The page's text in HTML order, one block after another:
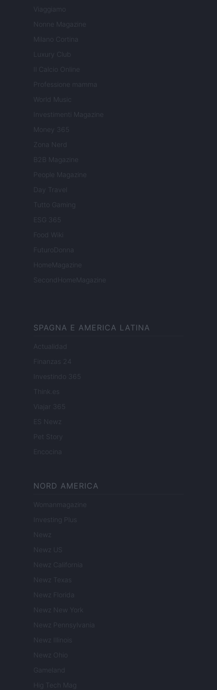
Viaggiamo
Nonne Magazine
Milano Cortina
Luxury Club
Il Calcio Online
Professione mamma
World Music
Investimenti Magazine
Money 365
Zona Nerd
B2B Magazine
People Magazine
Day Travel
Tutto Gaming
ESG 365
Food Wiki
FuturoDonna
HomeMagazine
SecondHomeMagazine
SPAGNA E AMERICA LATINA
Actualidad
Finanzas 24
Investindo 365
Think.es
Viajar 365
ES Newz
Pet Story
Encocina
NORD AMERICA
Womanmagazine
Investing Plus
Newz
Newz US
Newz California
Newz Texas
Newz Florida
Newz New York
Newz Pennsylvania
Newz Illinois
Newz Ohio
Gameland
Hig Tech Mag